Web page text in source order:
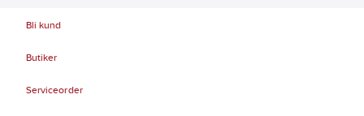
Bli kund
Butiker
Serviceorder